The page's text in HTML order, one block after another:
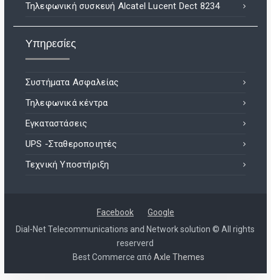
Τηλεφωνική συσκευή Alcatel Lucent Dect 8234
Υπηρεσίες
Συστήματα Ασφαλείας
Τηλεφωνικά κέντρα
Εγκαταστάσεις
UPS -Σταθεροποιητές
Τεχνική Υποστήριξη
Facebook
Google
Dial-Net Telecommunications and Network solution © All rights
reserverd
Best Commerce από Axle Themes